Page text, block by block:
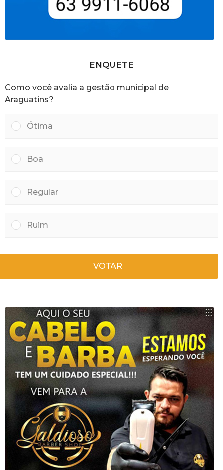
ENQUETE
Como você avalia a gestão municipal de
Araguatins?
Ótima
Boa
Regular
Ruim
VOTAR